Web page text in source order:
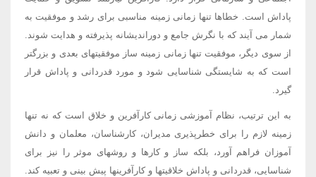
پاداش است. خطاها تنها زمانی زمینه مناسبی برای رشد و موفقیت به
شمار می آیند که با نگرش جامع و دوراندیشانه پذیرفته و هدایت شوند.
از سوی دیگر، موفقیت تنها زمانی زمینه ساز موفقیتهای بعدی و بزرگتر
است که به شایستگی شناسایی شود و مورد قدردانی و پاداش قرار
گیرد.
به این ترتیب، نظام آموزشی زمانی کارآفرین و خلاق است که نه تنها
زمینه لازم را برای خطرپذیری مدیران، کارشناسان، معلمان و دانش
آموزان فراهم آورد، بلکه ساز و کارها و روشهای موثر را نیز برای
شناسایی، قدردانی و پاداش خلاقیتها و کارآفرینها پیش بینی و تعبیه کند.